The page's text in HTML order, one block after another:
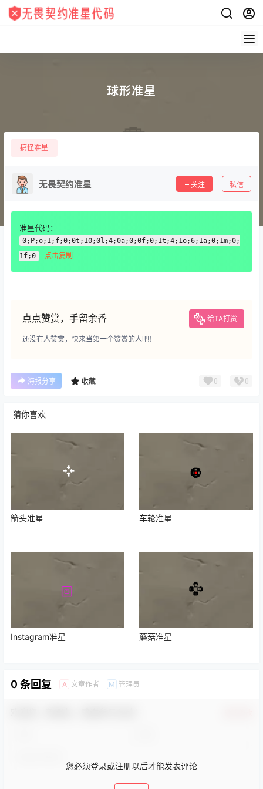
球形准星
搞怪准星
无畏契约准星 关注 私信
准星代码：
0;P;o;1;f;0;0t;10;0l;4;0a;0;0f;0;1t;4;1o;6;1a;0;1m;0;
1f;0
点击复制
点点赞赏，手留余香 给TA打赏
还没有人赞赏，快来当第一个赞赏的人吧！
海报分享 收藏 0 0
猜你喜欢
箭头准星 车轮准星
Instagram准星 蘑菇准星
0 条回复 A 文章作者 M 管理员
您必须登录或注册以后才能发表评论